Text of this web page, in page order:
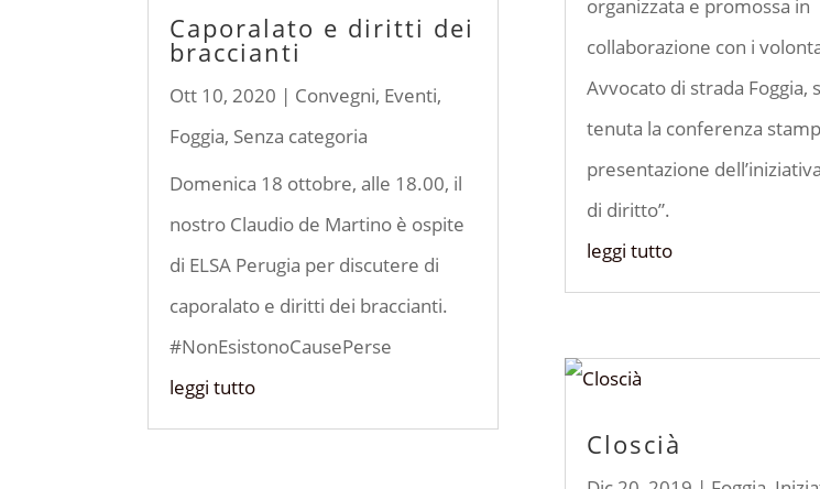
Caporalato e diritti dei
braccianti
Ott 10, 2020 | Convegni, Eventi,
Foggia, Senza categoria
Domenica 18 ottobre, alle 18.00, il
nostro Claudio de Martino è ospite
di ELSA Perugia per discutere di
caporalato e diritti dei braccianti.
#NonEsistonoCausePerse
leggi tutto
organizzata e promossa in
collaborazione con i
Avvocato di strada Foggia,
tenuta la conferenza
presentazione
di diritto”.
leggi tutto
Closcià